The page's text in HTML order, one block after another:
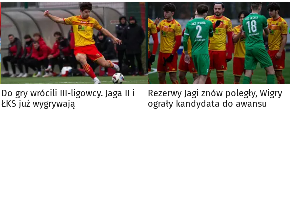
Do gry wrócili III-ligowcy. Jaga II i
ŁKS już wygrywają
Rezerwy Jagi znów poległy, Wigry
ograły kandydata do awansu